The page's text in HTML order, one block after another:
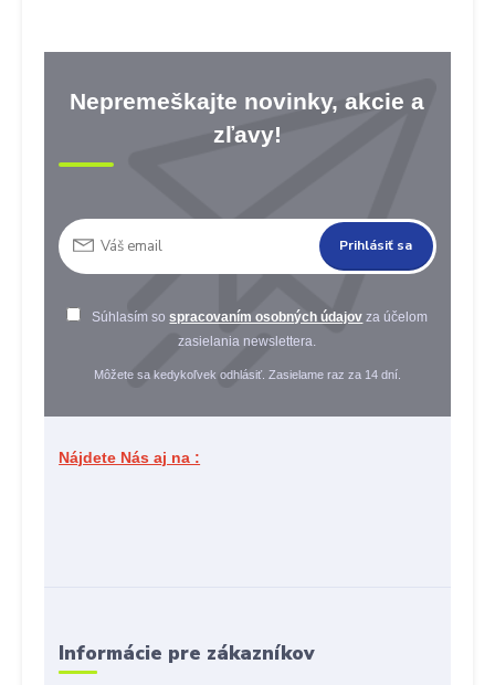
Nepremeškajte novinky, akcie a
zľavy!
Prihlásiť sa
Súhlasím sospracovaním osobných údajov za účelom
zasielania newslettera.
Môžete sa kedykoľvek odhlásiť. Zasielame raz za 14 dní.
Nájdete Nás aj na :
Informácie pre zákazníkov